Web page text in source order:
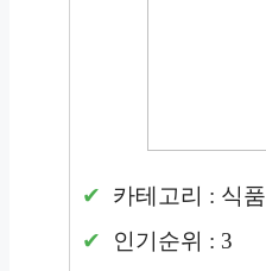
카테고리 : 식품
인기순위 : 3